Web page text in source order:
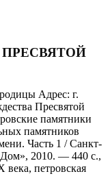
Адрес: г.
Пресвятой
памятники
памятников
Часть 1 / Санкт-
Дом», 2010. — 440 с.,
века, петровская